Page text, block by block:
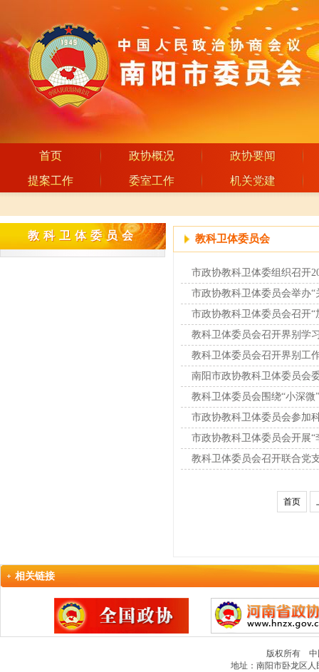
首页 政协概况 政协要闻
提案工作 委室工作 机关党建
教科卫体委员会
教科卫体委员会 教科卫体委员会
市政协教科卫体委组织召开
市政协教科卫体委员会举办
市政协教科卫体委员会召开
教科卫体委员会召开界别学
教科卫体委员会召开界别工
南阳市政协教科卫体委员会
教科卫体委员会围绕“小深
市政协教科卫体委员会参加
市政协教科卫体委员会开展
教科卫体委员会召开联合党
首页
相关链接
版权所有 中
地址：南阳市卧龙区